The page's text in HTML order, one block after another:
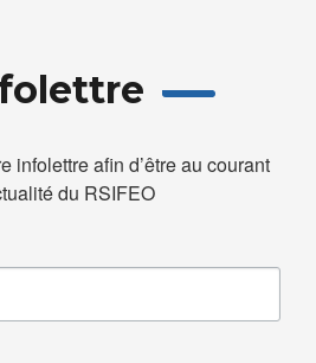
infolettre afin d’être au courant
du RSIFEO